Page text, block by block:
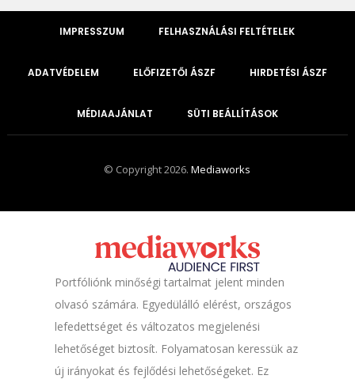
IMPRESSZUM FELHASZNÁLÁSI FELTÉTELEK
ADATVÉDELEM ELŐFIZETŐI ÁSZF HIRDETÉSI ÁSZF
MÉDIAAJÁNLAT SÜTI BEÁLLÍTÁSOK
© Copyright 2026.Mediaworks
Portfóliónk minőségi tartalmat jelent minden
olvasó számára. Egyedülálló elérést, országos
lefedettséget és változatos megjelenési
lehetőséget biztosít. Folyamatosan keressük az
új irányokat és fejlődési lehetőségeket. Ez